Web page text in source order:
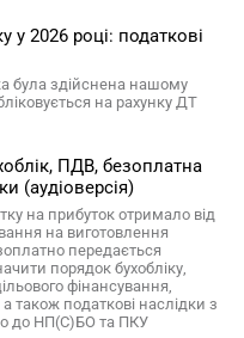
у 2026 році: податкові
була здійснена нашому
на рахунку ДТ
ПДВ, безоплатна
(аудіоверсія)
на прибуток отримало від
на виготовлення
передається
порядок бухобліку,
фінансування,
також податкові наслідки з
до НП(С)БО та ПКУ